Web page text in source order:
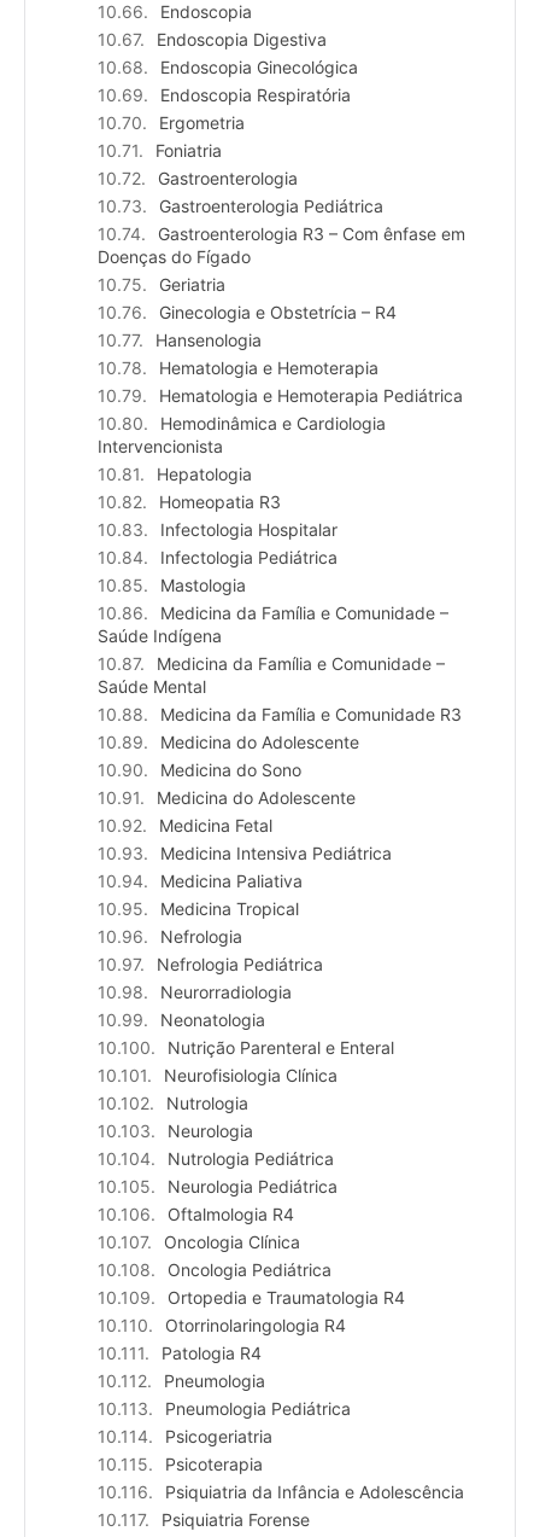
Endoscopia
Endoscopia Digestiva
Endoscopia Ginecológica
Endoscopia Respiratória
Ergometria
Foniatria
Gastroenterologia
Gastroenterologia Pediátrica
Gastroenterologia R3 – Com ênfase em
Doenças do Fígado
Geriatria
Ginecologia e Obstetrícia – R4
Hansenologia
Hematologia e Hemoterapia
Hematologia e Hemoterapia Pediátrica
Hemodinâmica e Cardiologia
Intervencionista
Hepatologia
Homeopatia R3
Infectologia Hospitalar
Infectologia Pediátrica
Mastologia
Medicina da Família e Comunidade –
Saúde Indígena
Medicina da Família e Comunidade –
Saúde Mental
Medicina da Família e Comunidade R3
Medicina do Adolescente
Medicina do Sono
Medicina do Adolescente
Medicina Fetal
Medicina Intensiva Pediátrica
Medicina Paliativa
Medicina Tropical
Nefrologia
Nefrologia Pediátrica
Neurorradiologia
Neonatologia
Nutrição Parenteral e Enteral
Neurofisiologia Clínica
Nutrologia
Neurologia
Nutrologia Pediátrica
Neurologia Pediátrica
Oftalmologia R4
Oncologia Clínica
Oncologia Pediátrica
Ortopedia e Traumatologia R4
Otorrinolaringologia R4
Patologia R4
Pneumologia
Pneumologia Pediátrica
Psicogeriatria
Psicoterapia
Psiquiatria da Infância e Adolescência
Psiquiatria Forense